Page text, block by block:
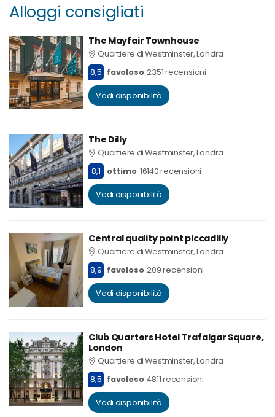
Alloggi consigliati
The Mayfair Townhouse
Quartiere di Westminster, Londra
8,5 favoloso 2351 recensioni
Vedi disponibilità
The Dilly
Quartiere di Westminster, Londra
8,1
ottimo 16140 recensioni
Vedi disponibilità
Central quality point piccadilly
Quartiere di Westminster, Londra
8,9 favoloso 209 recensioni
Vedi disponibilità
Club Quarters Hotel Trafalgar Square,
London
Quartiere di Westminster, Londra
8,5 favoloso 4811 recensioni
Vedi disponibilità